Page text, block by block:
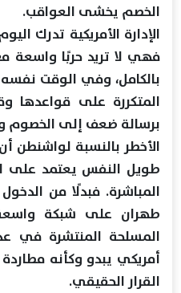
الخصم يخشى العواقب.
الإدارة الأمريكية تدرك
فهي لا تريد حربًا واسعة
بالكامل، وفي الوقت
المتكررة على قواعدها
برسالة ضعف إلى الخصوم
الأخطر بالنسبة لواشنطن
طويل النفس يعتمد على
المباشرة. فبدلًا من
طهران على شبكة واسعة
المسلحة المنتشرة في
أمريكي يبدو وكأنه
القرار الحقيقي.